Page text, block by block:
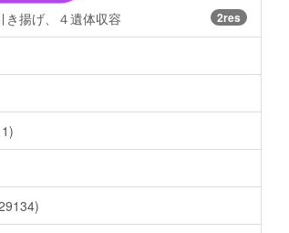
き揚げ、４遺体収容 2res